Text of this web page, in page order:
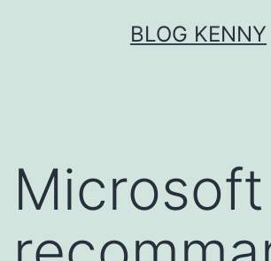
BLOG KENNY
Microsoft